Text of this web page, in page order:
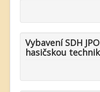
Vybavení SDH
hasičskou